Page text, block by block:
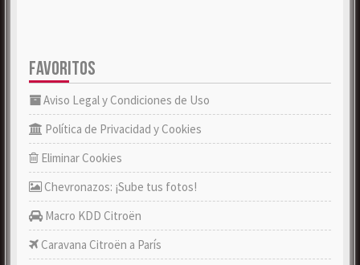
FAVORITOS
Aviso Legal y Condiciones de Uso
Política de Privacidad y Cookies
Eliminar Cookies
Chevronazos: ¡Sube tus fotos!
Macro KDD Citroën
Caravana Citroën a París